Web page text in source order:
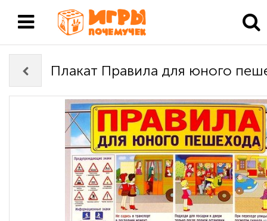
Плакат Правила для юного